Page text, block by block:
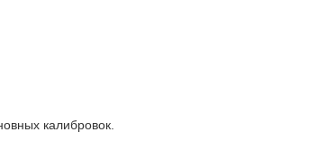
калибровок.